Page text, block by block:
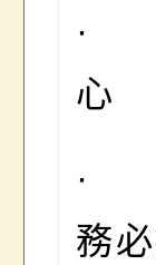
心
務